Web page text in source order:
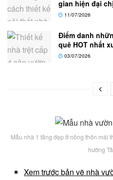
gian hiện đại
11/07/2026
Điểm danh
quê HOT nhất
03/07/2026
Mẫu nhà 1 tầng đẹp ở nông thôn mái
hướng
Xem trước bản vẽ nhà